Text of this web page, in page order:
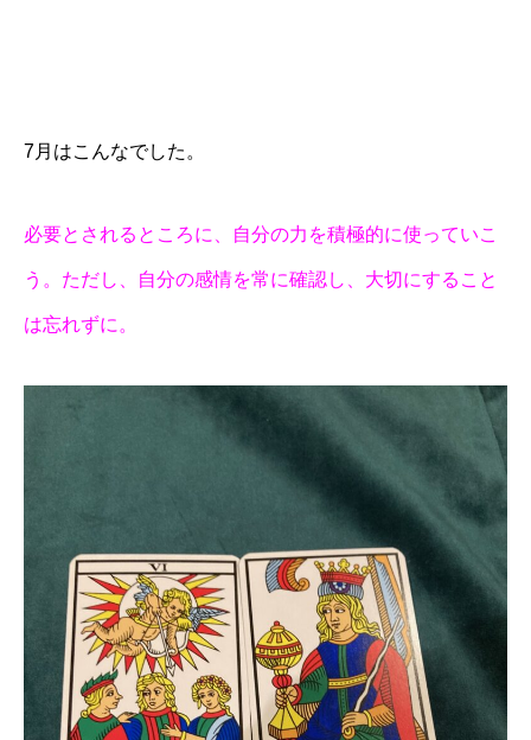
7月はこんなでした。
必要とされるところに、自分の力を積極的に使っていこ
う。ただし、自分の感情を常に確認し、大切にすること
は忘れずに。